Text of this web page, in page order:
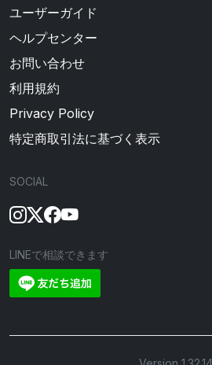
ユーザーガイド
ヘルプセンター
お問い合わせ
利用規約
Privacy Policy
特定商取引法に基づく表示
SOCIAL
LINEで相談できます